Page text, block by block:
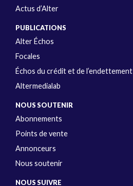
Actus d’Alter
PUBLICATIONS
Alter Échos
Focales
Échos du crédit et de l’endettement
Altermedialab
NOUS SOUTENIR
Abonnements
Points de vente
Annonceurs
Nous soutenir
NOUS SUIVRE